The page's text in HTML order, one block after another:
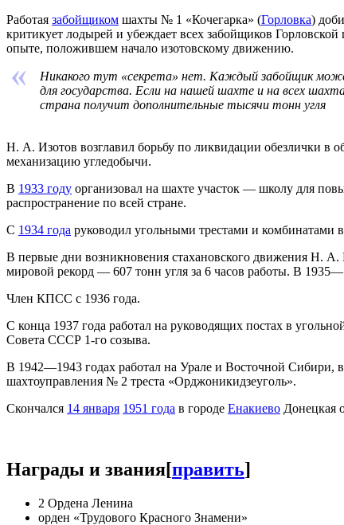
Работая забойщиком шахты № 1 «Кочегарка» (Горловка)
критикует лодырей и убеждает всех забойщиков
опыте, положившем начало изотовскому движению.
Никакого тут «секрета» нет. Каждый забойщик
для государства. Если на нашей шахте и на всех
страна получит дополнительные тысячи тонн угля
Н. А. Изотов возглавил борьбу по ликвидации обезлички в
механизацию угледобычи.
В 1933 году организовал на шахте участок — школу для
распространение по всей стране.
С 1934 года руководил угольными трестами и комбинатами в
В первые дни возникновения стахановского движения Н. А.
мировой рекорд — 607 тонн угля за 6 часов работы. В
Член КПСС с 1936 года.
С конца 1937 года работал на руководящих постах в
Совета СССР 1-го созыва.
В 1942—1943 годах работал на Урале и Восточной
шахтоуправления № 2 треста «Орджоникидзеуголь».
Скончался 14 января 1951 года в городе Енакиево Донецкая
Награды и звания[править]
2 Ордена Ленина
орден «Трудового Красного Знамени»